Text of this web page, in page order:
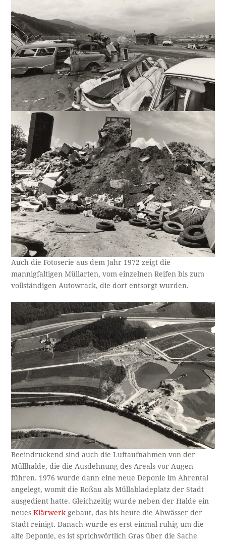
Auch die Fotoserie aus dem Jahr 1972 zeigt die
mannigfaltigen Müllarten, vom einzelnen Reifen bis zum
vollständigen Autowrack, die dort entsorgt wurden.
Beeindruckend sind auch die Luftaufnahmen von der
Müllhalde, die die Ausdehnung des Areals vor Augen
führen. 1976 wurde dann eine neue Deponie im Ahrental
angelegt, womit die Roßau als Müllabladeplatz der Stadt
ausgedient hatte. Gleichzeitig wurde neben der Halde ein
neuesKlärwerk gebaut, das bis heute die Abwässer der
Stadt reinigt. Danach wurde es erst einmal ruhig um die
alte Deponie, es ist sprichwörtlich Gras über die Sache